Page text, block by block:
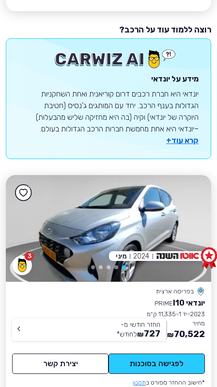
רוצה ללמוד עוד על הרכב?
מידע על יונדאי
יונדאי היא חברת רכבים דרום קוריאנית ואחת השחקניות
הגדולות בענף הרכב. יחד עם המותגים ג'נסיס (חטיבת
היוקרה של יונדאי) וקיה (בה היא מחזיקה שליש מהבעלות)
–יונדאי היא אחת מחמשת חברות הרכב הגדולות בעולם.
קרא עוד+
3
בפריסה ארצית
יונדאי I10
PRIME
2023 יד 1
11,335 ק״מ
מחיר
70,522
₪
החזר חודשי מ-
727
₪לחודש*
לפגישה בסוכנות יצירת קשר
*חישוב ההחזר מפורט בתקנון
2024 מיני